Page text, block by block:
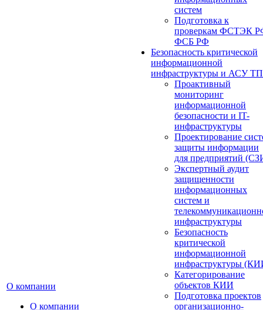
О компании
О компании
систем
Подготовка к
проверкам ФСТЭК
ФСБ РФ
Безопасность критической
информационной
инфраструктуры и АСУ ТП
Проактивный
мониторинг
информационной
безопасности и IT-
инфраструктуры
Проектирование
защиты информации
для предприятий
Экспертный аудит
защищенности
информационных
систем и
инфраструктуры
Безопасность
критической
информационной
инфраструктуры
Категорирование
объектов КИИ
Подготовка проектов
организационно-